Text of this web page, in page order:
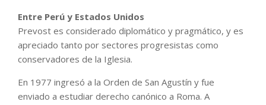
Entre Perú y Estados Unidos
Prevost es considerado diplomático y pragmático, y es
apreciado tanto por sectores progresistas como
conservadores de la Iglesia.
En 1977 ingresó a la Orden de San Agustín y fue
enviado a estudiar derecho canónico a Roma. A